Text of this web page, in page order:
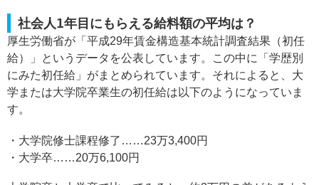
社会人1年目にもらえる給料額の平均は？
厚生労働省が「平成29年賃金構造基本統計調査結果（初任
給）」というデータを公表しています。この中に「学歴別
にみた初任給」がまとめられています。それによると、大
学または大学院卒業生の初任給は以下のようになっていま
す。
・大学院修士課程修了……23万3,400円
・大学卒……20万6,100円